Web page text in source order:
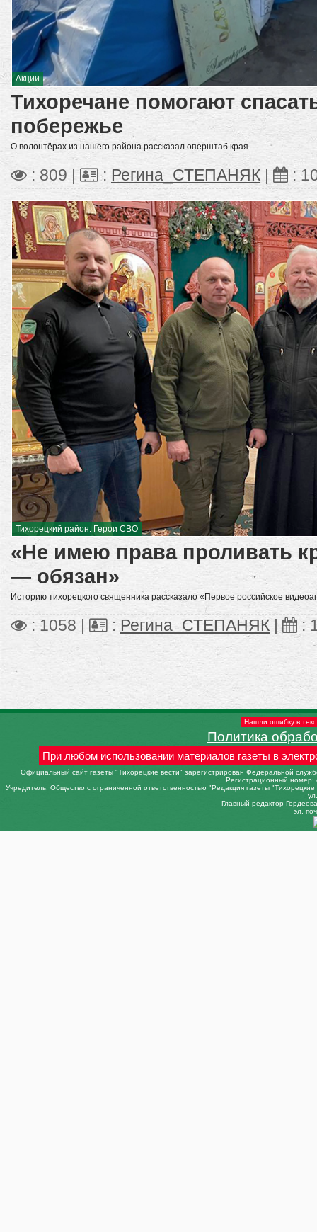
Акции
Тихоречане помогают
побережье
О волонтёрах из нашего района рассказал оперштаб края.
: 809 | : Регина_СТЕПАНЯК :
Тихорецкий район: Герои СВО
«Не имею права проливать
— обязан»
Историю тихорецкого священника рассказало «Первое российское
: 1058 | : Регина_СТЕПАНЯК | :
Нашли ошибку в
Политика
При любом использовании материалов газеты в
Официальный сайт газеты "Тихорецкие вести" зарегистрирован Федеральной
Регистрационный
Учредитель: Общество с ограниченной ответственностью "Редакция газеты
Главный редактор
эл.